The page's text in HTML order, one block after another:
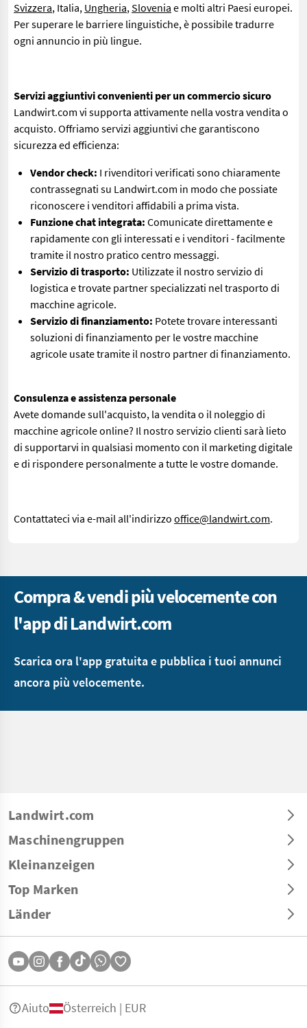
Svizzera, Italia, Ungheria,Slovenia e molti altri Paesi europei.
Per superare le barriere linguistiche, è possibile tradurre
ogni annuncio in più lingue.
Servizi aggiuntivi convenienti per un commercio sicuro
Landwirt.com vi supporta attivamente nella vostra vendita o
acquisto. Offriamo servizi aggiuntivi che garantiscono
sicurezza ed efficienza:
Vendor check: I rivenditori verificati sono chiaramente
contrassegnati su Landwirt.com in modo che possiate
riconoscere i venditori affidabili a prima vista.
Funzione chat integrata: Comunicate direttamente e
rapidamente con gli interessati e i venditori - facilmente
tramite il nostro pratico centro messaggi.
Servizio di trasporto: Utilizzate il nostro servizio di
logistica e trovate partner specializzati nel trasporto di
macchine agricole.
Servizio di finanziamento: Potete trovare interessanti
soluzioni di finanziamento per le vostre macchine
agricole usate tramite il nostro partner di finanziamento.
Consulenza e assistenza personale
Avete domande sull'acquisto, la vendita o il noleggio di
macchine agricole online? Il nostro servizio clienti sarà lieto
di supportarvi in qualsiasi momento con il marketing digitale
e di rispondere personalmente a tutte le vostre domande.
Contattateci via e-mail all'indirizzo office@landwirt.com.
Compra & vendi più velocemente con
l'app di Landwirt.com
Scarica ora l'app gratuita e pubblica i tuoi annunci
ancora più velocemente.
Landwirt.com
Maschinengruppen
Kleinanzeigen
Top Marken
Länder
Aiuto Österreich | EUR